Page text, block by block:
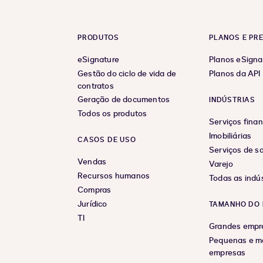
PRODUTOS
eSignature
Gestão do ciclo de vida de
contratos
Geração de documentos
Todos os produtos
CASOS DE USO
Vendas
Recursos humanos
Compras
Jurídico
TI
PLANOS E
Planos
Planos da API
INDÚSTRIAS
Serviços
Imobiliárias
Serviços de
Varejo
Todas as
TAMANHO DO
Grandes
Pequenas e
empresas